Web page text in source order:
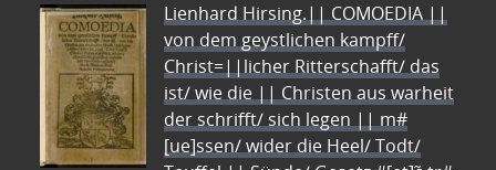
Lienhard Hirsing.|| COMOEDIA ||
von dem geystlichen kampff/
Christ=||licher Ritterschafft/ das
ist/ wie die || Christen aus warheit
der schrifft/ sich legen || m#
[ue]ssen/ wider die Heel/ Todt/